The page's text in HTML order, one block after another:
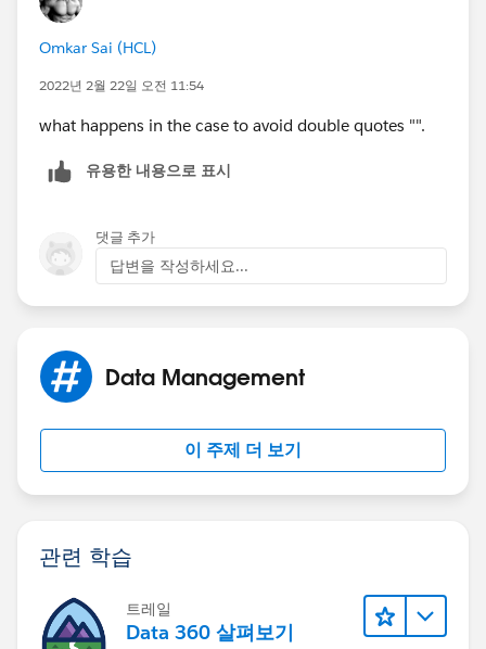
Omkar Sai (HCL)
2022년 2월 22일 오전 11:54
what happens in the case to avoid double quotes "".
유용한 내용으로 표시
댓글 추가
답변을 작성하세요...
Data Management
이 주제 더 보기
관련 학습
트레일
Data 360 살펴보기